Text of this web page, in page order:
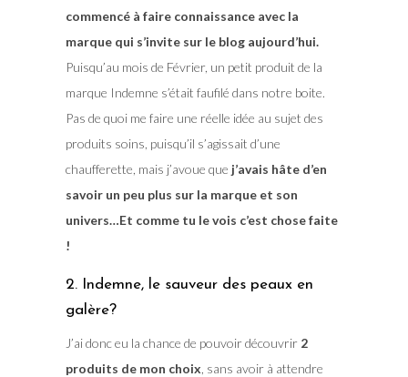
commencé à faire connaissance avec la
marque qui s’invite sur le blog aujourd’hui.
Puisqu’au mois de Février, un petit produit de la
marque Indemne s’était faufilé dans notre boite.
Pas de quoi me faire une réelle idée au sujet des
produits soins, puisqu’il s’agissait d’une
chaufferette, mais j’avoue que j’avais hâte d’en
savoir un peu plus sur la marque et son
univers…Et comme tu le vois c’est chose faite
!
2. Indemne, le sauveur des peaux en
galère?
J’ai donc eu la chance de pouvoir découvrir2
produits de mon choix , sans avoir à attendre